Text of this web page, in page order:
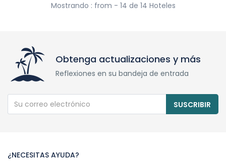
Mostrando : from - 14 de 14 Hoteles
Obtenga actualizaciones y más
Reflexiones en su bandeja de entrada
SUSCRIBIR
¿NECESITAS AYUDA?